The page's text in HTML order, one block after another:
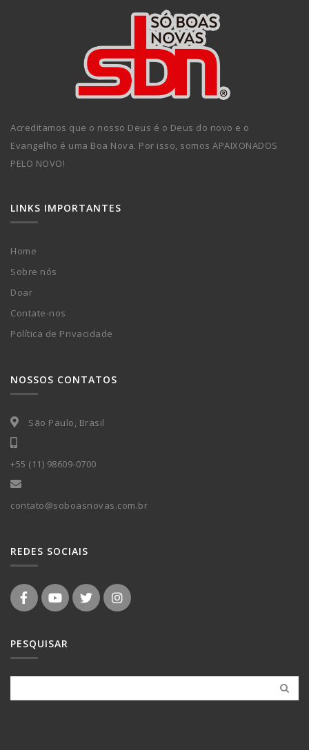
Acreditamos que o nosso Deus é o Deus do novo e o
Evangelho é uma Boa Nova. Por isso, somos APAIXONADOS
PELO NOVO!
LINKS IMPORTANTES
Home
Sobre nós
Doar
Contate-nos
Política de Privacidade
NOSSOS CONTATOS
São Paulo, Brasil
+55 (11) 98609-0700
contato@soboasnovas.com.br
REDES SOCIAIS
PESQUISAR